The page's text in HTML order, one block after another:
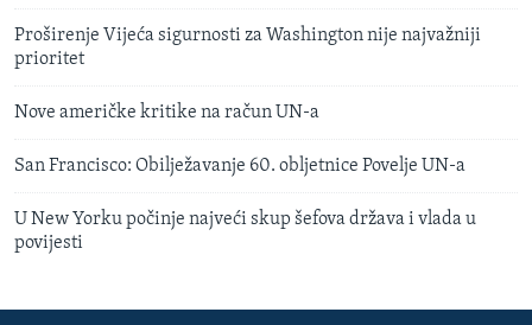
Proširenje Vijeća sigurnosti za Washington nije najvažniji
prioritet
Nove američke kritike na račun UN-a
San Francisco: Obilježavanje 60. obljetnice Povelje UN-a
U New Yorku počinje najveći skup šefova država i vlada u
povijesti